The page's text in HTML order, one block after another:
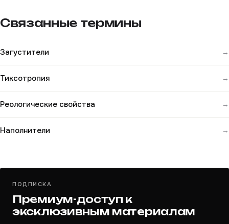
Связанные термины
Загустители →
Тиксотропия →
Реологические свойства →
Наполнители →
ПОДПИСКА
Премиум-доступ к
эксклюзивным материалам